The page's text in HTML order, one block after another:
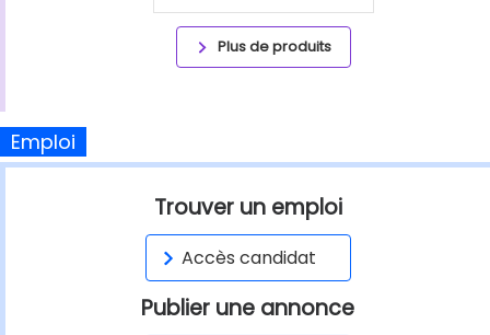
Plus de produits
Emploi
Trouver un emploi
Accès candidat
Publier une annonce